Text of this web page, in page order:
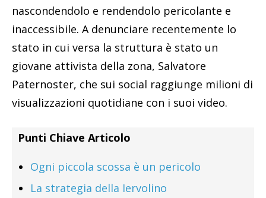
nascondendolo e rendendolo pericolante e
inaccessibile. A denunciare recentemente lo
stato in cui versa la struttura è stato un
giovane attivista della zona, Salvatore
Paternoster, che sui social raggiunge milioni di
visualizzazioni quotidiane con i suoi video.
Punti Chiave Articolo
Ogni piccola scossa è un pericolo
La strategia della Iervolino